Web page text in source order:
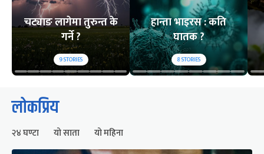
चट्याङ लागेमा तुरुन्त के
गर्ने ?
9STORIES
हान्ता भाइरस : कति
घातक ?
8STORIES
लोकप्रिय
२४ घण्टा यो साता यो महिना